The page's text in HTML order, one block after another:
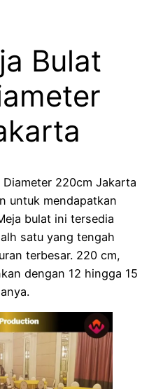
Bulat
220cm Jakarta
untuk mendapatkan
bulat ini tersedia
satu yang tengah
terbesar. 220 cm,
dengan 12 hingga 15